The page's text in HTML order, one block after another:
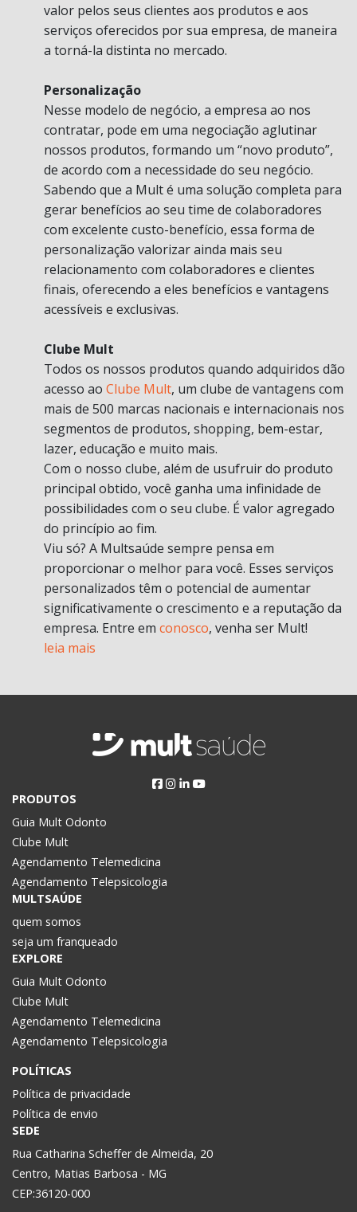
valor pelos seus clientes aos produtos e aos
serviços oferecidos por sua empresa, de maneira
a torná-la distinta no mercado.
Personalização
Nesse modelo de negócio, a empresa ao nos
contratar, pode em uma negociação aglutinar
nossos produtos, formando um “novo produto”,
de acordo com a necessidade do seu negócio.
Sabendo que a Mult é uma solução completa para
gerar benefícios ao seu time de colaboradores
com excelente custo-benefício, essa forma de
personalização valorizar ainda mais seu
relacionamento com colaboradores e clientes
finais, oferecendo a eles benefícios e vantagens
acessíveis e exclusivas.
Clube Mult
Todos os nossos produtos quando adquiridos dão
acesso ao Clube Mult, um clube de vantagens com
mais de 500 marcas nacionais e internacionais nos
segmentos de produtos, shopping, bem-estar,
lazer, educação e muito mais.
Com o nosso clube, além de usufruir do produto
principal obtido, você ganha uma infinidade de
possibilidades com o seu clube. É valor agregado
do princípio ao fim.
Viu só? A Multsaúde sempre pensa em
proporcionar o melhor para você. Esses serviços
personalizados têm o potencial de aumentar
significativamente o crescimento e a reputação da
empresa. Entre em conosco, venha ser Mult!
leia mais
PRODUTOS
Guia Mult Odonto
Clube Mult
Agendamento Telemedicina
Agendamento Telepsicologia
MULTSAÚDE
quem somos
seja um franqueado
EXPLORE
Guia Mult Odonto
Clube Mult
Agendamento Telemedicina
Agendamento Telepsicologia
POLÍTICAS
Política de privacidade
Política de envio
SEDE
Rua Catharina Scheffer de Almeida, 20
Centro, Matias Barbosa - MG
CEP:36120-000